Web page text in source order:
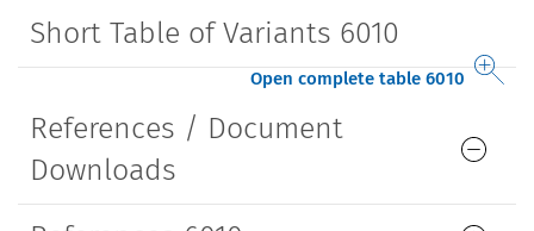
Short Table of Variants 6010
Open complete table 6010
References / Document
Downloads